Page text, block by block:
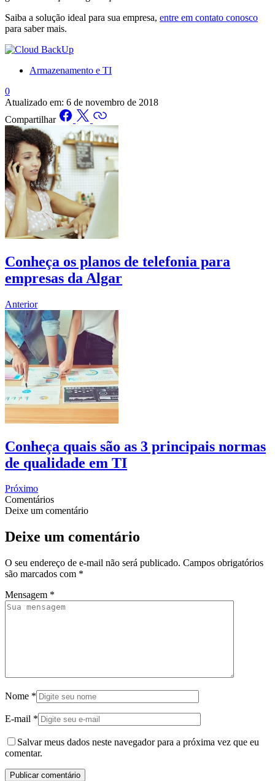
Saiba a solução ideal para sua empresa, entre em contato conosco
para saber mais.
Armazenamento e TI
0
Atualizado em: 6 de novembro de 2018
Compartilhar
Conheça os planos de telefonia para
empresas da Algar
Anterior
Conheça quais são as 3 principais normas
de qualidade em TI
Próximo
Comentários
Deixe um comentário
Deixe um comentário
O seu endereço de e-mail não será publicado. Campos obrigatórios
são marcados com *
Mensagem *
Nome *
E-mail *
Salvar meus dados neste navegador para a próxima vez que eu
comentar.
Publicar comentário